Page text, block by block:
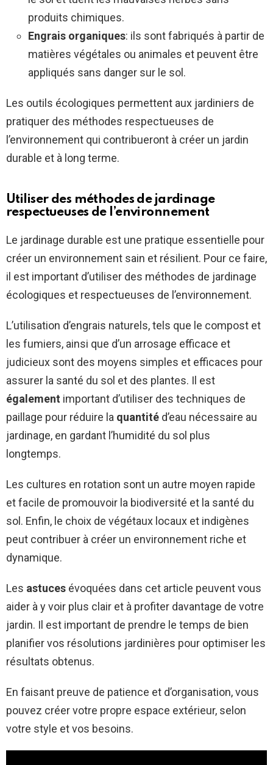
produits chimiques.
Engrais organiques: ils sont fabriqués à partir de
matières végétales ou animales et peuvent être
appliqués sans danger sur le sol.
Les outils écologiques permettent aux jardiniers de
pratiquer des méthodes respectueuses de
l’environnement qui contribueront à créer un jardin
durable et à long terme.
Utiliser des méthodes de jardinage
respectueuses de l’environnement
Le jardinage durable est une pratique essentielle pour
créer un environnement sain et résilient. Pour ce faire,
il est important d’utiliser des méthodes de jardinage
écologiques et respectueuses de l’environnement.
L’utilisation d’engrais naturels, tels que le compost et
les fumiers, ainsi que d’un arrosage efficace et
judicieux sont des moyens simples et efficaces pour
assurer la santé du sol et des plantes. Il est
également important d’utiliser des techniques de
paillage pour réduire la quantité d’eau nécessaire au
jardinage, en gardant l’humidité du sol plus
longtemps.
Les cultures en rotation sont un autre moyen rapide
et facile de promouvoir la biodiversité et la santé du
sol. Enfin, le choix de végétaux locaux et indigènes
peut contribuer à créer un environnement riche et
dynamique.
Les astuces évoquées dans cet article peuvent vous
aider à y voir plus clair et à profiter davantage de votre
jardin. Il est important de prendre le temps de bien
planifier vos résolutions jardinières pour optimiser les
résultats obtenus.
En faisant preuve de patience et d’organisation, vous
pouvez créer votre propre espace extérieur, selon
votre style et vos besoins.